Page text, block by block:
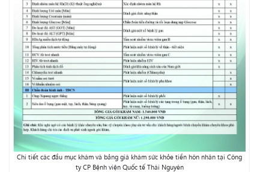
Chi tiết các đầu mục khám và bảng giá khám sức khỏe tiền hôn nhân tại Công
ty CP Bệnh viện Quốc tế Thái Nguyên